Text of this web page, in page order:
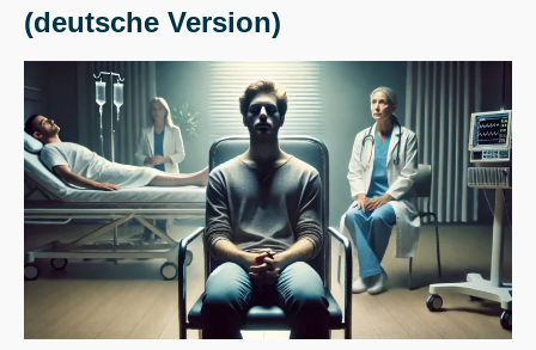
(deutsche Version)